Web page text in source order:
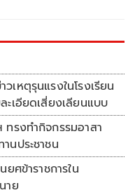
เหตุรุนแรงในโรงเรียน
ะเอียดเสี่ยงเลียนแบบ
ทรงทำกิจกรรมอาสา
นประชาชน
ยศข้าราชการใน
าย